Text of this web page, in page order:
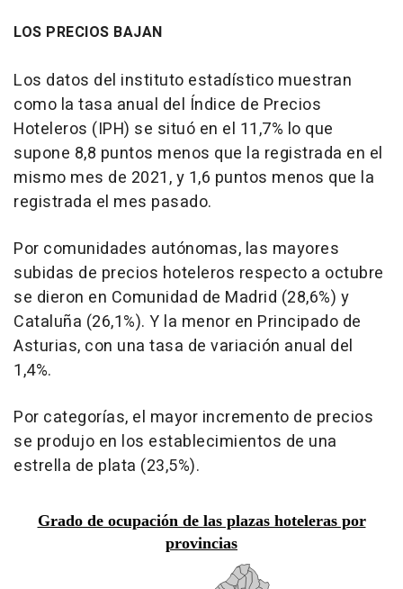
LOS PRECIOS BAJAN
Los datos del instituto estadístico muestran
como la tasa anual del Índice de Precios
Hoteleros (IPH) se situó en el 11,7% lo que
supone 8,8 puntos menos que la registrada en el
mismo mes de 2021, y 1,6 puntos menos que la
registrada el mes pasado.
Por comunidades autónomas, las mayores
subidas de precios hoteleros respecto a octubre
se dieron en Comunidad de Madrid (28,6%) y
Cataluña (26,1%). Y la menor en Principado de
Asturias, con una tasa de variación anual del
1,4%.
Por categorías, el mayor incremento de precios
se produjo en los establecimientos de una
estrella de plata (23,5%).